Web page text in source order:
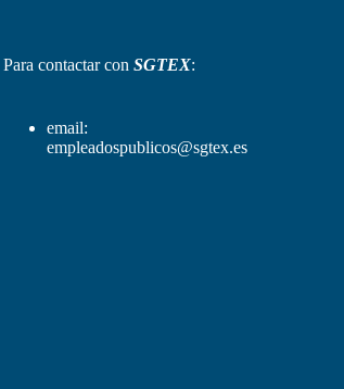
Para contactar con SGTEX:
email:
empleadospublicos@sgtex.es